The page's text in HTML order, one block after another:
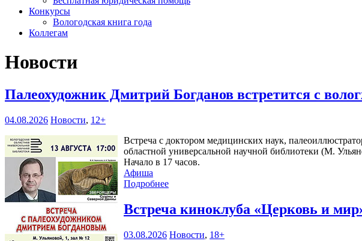
Конкурсы
Вологодская книга года
Коллегам
Новости
Палеохудожник Дмитрий Богданов встретится с
04.08.2026 Новости, 12+
Встреча с доктором медицинских наук,
областной универсальной научной библиотеки (М.
Начало в 17 часов.
Афиша
Подробнее
Встреча киноклуба «Церковь и
03.08.2026 Новости, 18+